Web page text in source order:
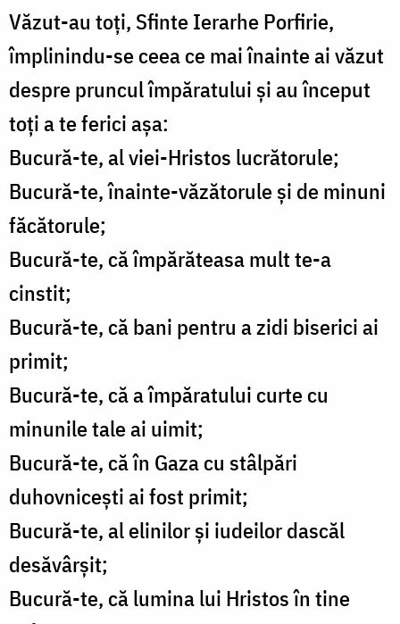
Văzut-au toți, Sfinte Ierarhe Porfirie,
împlinindu-se ceea ce mai înainte ai văzut
despre pruncul împăratului și au început
toți a te ferici așa:
Bucură-te, al viei-Hristos lucrătorule;
Bucură-te, înainte-văzătorule și de minuni
făcătorule;
Bucură-te, că împărăteasa mult te-a
cinstit;
Bucură-te, că bani pentru a zidi biserici ai
primit;
Bucură-te, că a împăratului curte cu
minunile tale ai uimit;
Bucură-te, că în Gaza cu stâlpări
duhovnicești ai fost primit;
Bucură-te, al elinilor și iudeilor dascăl
desăvârșit;
Bucură-te, că lumina lui Hristos în tine